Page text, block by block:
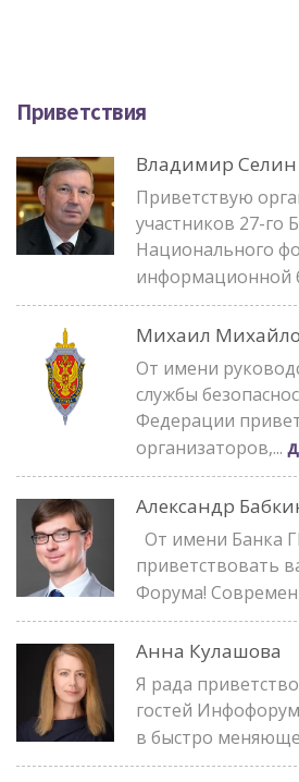
Приветствия
Владимир Селин
Приветствую
участников 27-го
Национального
информационной
Михаил
От имени
службы
Федерации
организаторов,...
Александр
От имени Банка
приветствовать
Форума!
Анна Кулашова
Я рада
гостей
в быстро